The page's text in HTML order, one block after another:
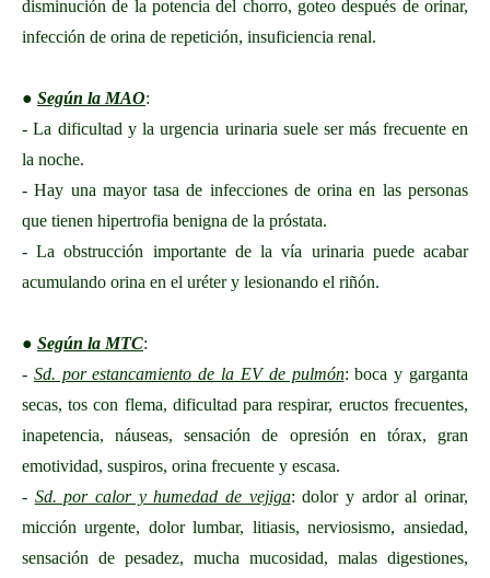
disminución de la potencia del chorro, goteo después de orinar,
infección de orina de repetición, insuficiencia renal.
● Según la MAO:
- La dificultad y la urgencia urinaria suele ser más frecuente en
la noche.
- Hay una mayor tasa de infecciones de orina en las personas
que tienen hipertrofia benigna de la próstata.
- La obstrucción importante de la vía urinaria puede acabar
acumulando orina en el uréter y lesionando el riñón.
● Según la MTC:
- Sd. por estancamiento de la EV de pulmón: boca y garganta
secas, tos con flema, dificultad para respirar, eructos frecuentes,
inapetencia, náuseas, sensación de opresión en tórax, gran
emotividad, suspiros, orina frecuente y escasa.
- Sd. por calor y humedad de vejiga: dolor y ardor al orinar,
micción urgente, dolor lumbar, litiasis, nerviosismo, ansiedad,
sensación de pesadez, mucha mucosidad, malas digestiones,